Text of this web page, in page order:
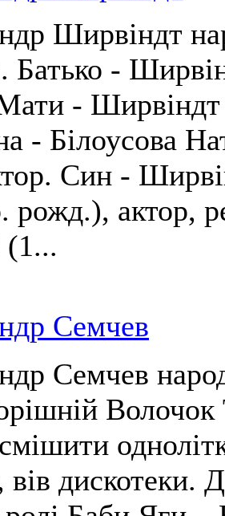
Ширвіндт
Батько -
- Ширвіндт
- Білоусова
Син -
рожд.), актор,
(1...
Семчев
Семчев
Волочок
вів дискотеки.